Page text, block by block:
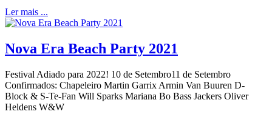
Ler mais ...
Nova Era Beach Party 2021
Festival Adiado para 2022! 10 de Setembro11 de Setembro
Confirmados: Chapeleiro Martin Garrix Armin Van Buuren D-
Block & S-Te-Fan Will Sparks Mariana Bo Bass Jackers Oliver
Heldens W&W